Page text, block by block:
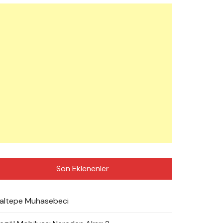
Son Eklenenler
Muhasebeci